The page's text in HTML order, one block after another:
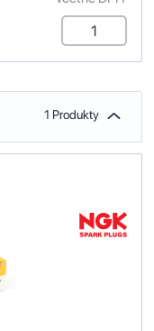
1 Produkty